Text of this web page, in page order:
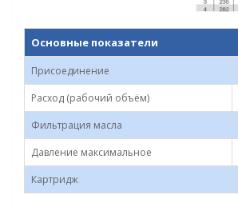
Основные показатели
Присоединение
Расход (рабочий объём)
Фильтрация масла
Давление максимальное
Картридж